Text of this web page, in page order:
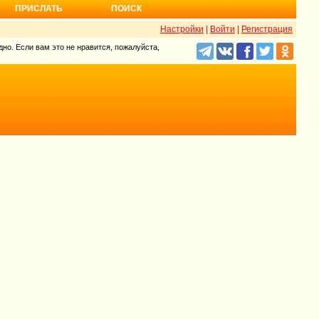
ПРИСЛАТЬ ПОИСК
Настройки Войти Регистрация
Если вам это не нравится, пожалуйста,